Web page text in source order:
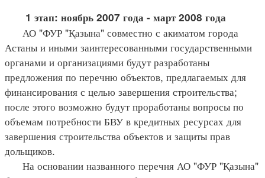
1 этап: ноябрь 2007 года - март 2008 года
АО "ФУР "Қазына" совместно с акиматом города
Астаны и иными заинтересованными государственными
органами и организациями будут разработаны
предложения по перечню объектов, предлагаемых для
финансирования с целью завершения строительства;
после этого возможно будут проработаны вопросы по
объемам потребности БВУ в кредитных ресурсах для
завершения строительства объектов и защиты прав
дольщиков.
На основании названного перечня АО "ФУР "Қазына"